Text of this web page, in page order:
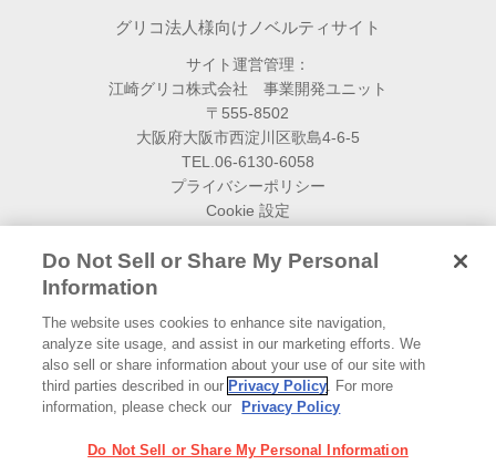
グリコ法人様向けノベルティサイト
サイト運営管理：
江崎グリコ株式会社 事業開発ユニット
〒555-8502
大阪府大阪市西淀川区歌島4-6-5
TEL.06-6130-6058
プライバシーポリシー
Cookie 設定
トップページ
ノベルティ商品一覧
資料ダウンロード
お客様事例
納品までの流れ
よくあるご質問
Do Not Sell or Share My Personal
Information
The website uses cookies to enhance site navigation,
analyze site usage, and assist in our marketing efforts. We
also sell or share information about your use of our site with
third parties described in our Privacy Policy. For more
information, please check our
Privacy Policy
Do Not Sell or Share My Personal Information